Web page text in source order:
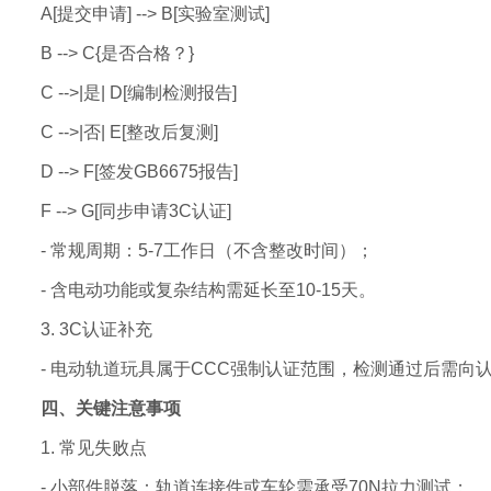
A[提交申请] --> B[实验室测试]
B --> C{是否合格？}
C -->|是| D[编制检测报告]
C -->|否| E[整改后复测]
D --> F[签发GB6675报告]
F --> G[同步申请3C认证]
- 常规周期：5-7工作日（不含整改时间）；
- 含电动功能或复杂结构需延长至10-15天。
3. 3C认证补充
- 电动轨道玩具属于CCC强制认证范围，检测通过后需向
四、关键注意事项
1. 常见失败点
- 小部件脱落：轨道连接件或车轮需承受70N拉力测试；